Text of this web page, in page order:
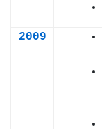
2009